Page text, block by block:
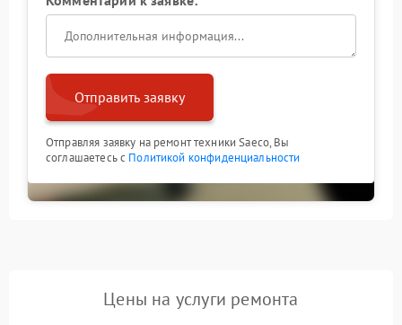
Отправить заявку
Отправляя заявку на ремонт техники Saeco, Вы
соглашаетесь с Политикой конфиденциальности
Цены на услуги ремонта